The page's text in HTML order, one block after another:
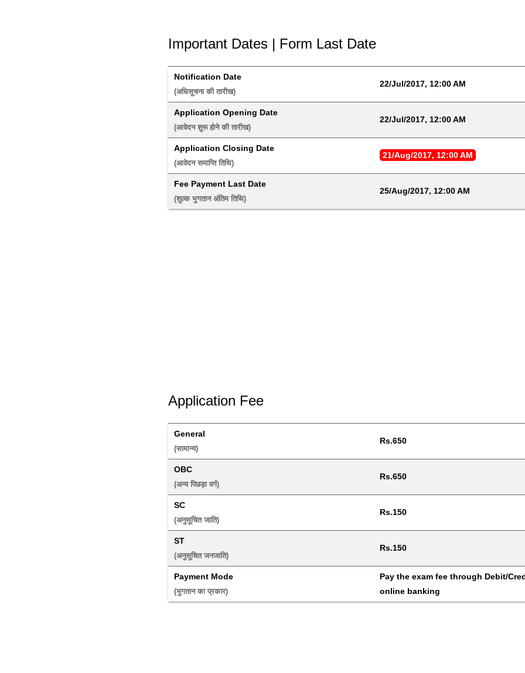
Important Dates | Form Last Date
Notification Date
(अधिसूचना की तारीख)
22/Jul/2017, 12:00 AM
Application Opening Date
(आवेदन शुरू होने की तारीख)
22/Jul/2017, 12:00 AM
Application Closing Date
(आवेदन समाप्ति तिथि)
21/Aug/2017, 12:00 AM
Fee Payment Last Date
(शुल्क भुगतान अंतिम तिथि)
25/Aug/2017, 12:00 AM
Application Fee
General
(सामान्य)
Rs.650
OBC
(अन्य पिछड़ा वर्ग)
Rs.650
SC
(अनुसूचित जाति)
Rs.150
ST
(अनुसूचित जनजाति)
Rs.150
Payment Mode
(भुगतान का प्रकार)
Pay the exam fee through Debit/
online banking